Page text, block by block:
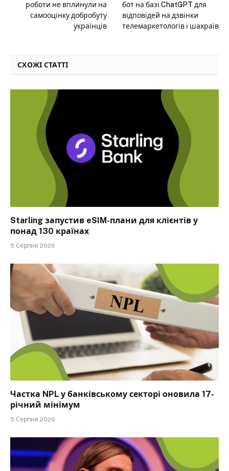
роботи не вплинули на
самооцінку добробуту
українців
бот на базі ChatGPT для
відповідей на дзвінки
телемаркетологів і шахраїв
СХОЖІ СТАТТІ
Starling запустив eSIM-плани для клієнтів у
понад 130 країнах
5 Серпня 2026
Частка NPL у банківському секторі оновила 17-
річний мінімум
5 Серпня 2026